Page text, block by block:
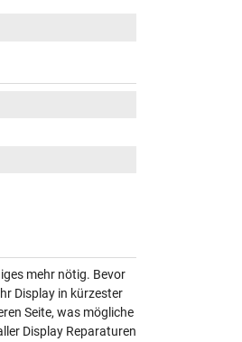
mehr nötig. Bevor
Display in kürzester
Seite, was mögliche
Display Reparaturen